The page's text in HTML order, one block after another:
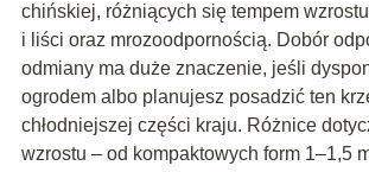
chińskiej, różniących się tempem
i liści oraz mrozoodpornością. Dobór
odmiany ma duże znaczenie, jeśli
ogrodem albo planujesz posadzić ten
chłodniejszej części kraju. Różnice
wzrostu – od kompaktowych form 1–1,5